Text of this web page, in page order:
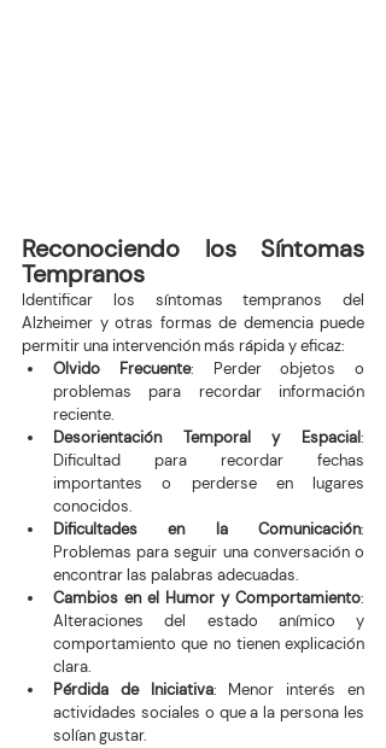
Reconociendo los Síntomas
Tempranos
Identificar los síntomas tempranos del
Alzheimer y otras formas de demencia puede
permitir una intervención más rápida y eficaz:
Olvido Frecuente: Perder objetos o
problemas para recordar información
reciente.
Desorientación Temporal y Espacial:
Dificultad para recordar fechas
importantes o perderse en lugares
conocidos.
Dificultades en la Comunicación:
Problemas para seguir una conversación o
encontrar las palabras adecuadas.
Cambios en el Humor y Comportamiento:
Alteraciones del estado anímico y
comportamiento que no tienen explicación
clara.
Pérdida de Iniciativa: Menor interés en
actividades sociales o que a la persona les
solían gustar.